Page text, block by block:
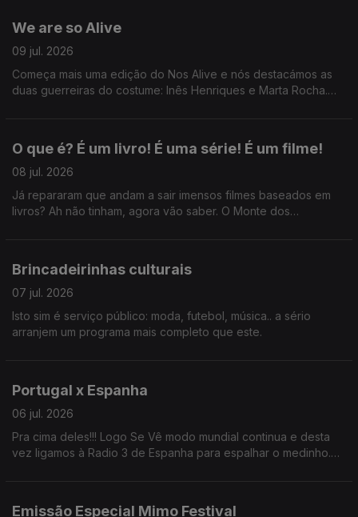
We are so Alive
09 jul. 2026
Começa mais uma edição do Nos Alive e nós destacámos as
duas guerreiras do costume: Inês Henriques e Marta Rocha.
O que é? É um livro! É uma série! É um filme!
08 jul. 2026
Já repararam que andam a sair imensos filmes baseados em
livros? Ah não tinham, agora vão saber. O Monte dos
Brincadeirinhas culturais
07 jul. 2026
Isto sim é serviço público: moda, futebol, música.. a sério
arranjem um programa mais completo que este.
Portugal x Espanha
06 jul. 2026
Pra cima deles!!! Logo Se Vê modo mundial continua e desta
vez ligamos à Radio 3 de Espanha para espalhar o medinho.
Emissão Especial Mimo Festival